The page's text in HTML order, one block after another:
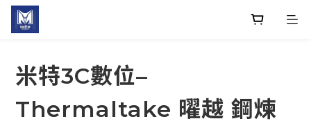
米特3C數位–
Thermaltake 曜越 鋼煉